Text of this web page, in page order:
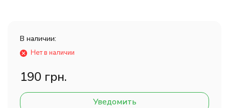
В наличии:
Нет в наличии
190 грн.
Уведомить